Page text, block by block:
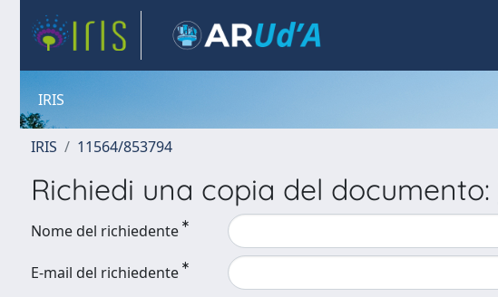
IRIS
IRIS 11564/853794
Richiedi una copia del documento:
Nome del richiedente
E-mail del richiedente